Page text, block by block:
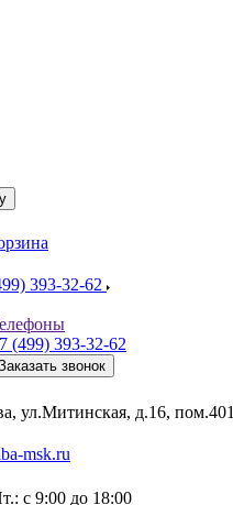
393-32-62
(499) 393-32-62
звонок
ул.Митинская, д.16, пом.401
msk.ru
с 9:00 до 18:00